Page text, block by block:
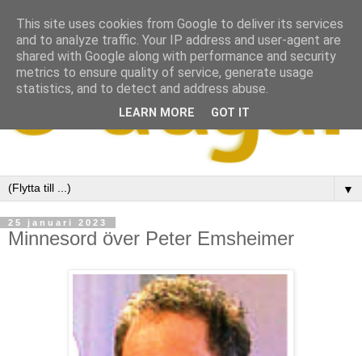
▼
25 januari 2023
Minnesord över Peter Emsheimer
This site uses cookies from Google to deliver its services
and to analyze traffic. Your IP address and user-agent are
shared with Google along with performance and security
metrics to ensure quality of service, generate usage
statistics, and to detect and address abuse.
LEARN MORE GOT IT